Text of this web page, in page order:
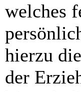
welches
hierzu
der